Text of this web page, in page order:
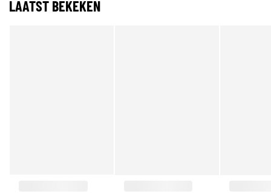
LAATST BEKEKEN